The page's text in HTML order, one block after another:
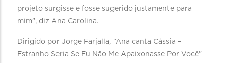
projeto surgisse e fosse sugerido justamente para
mim”, diz Ana Carolina.
Dirigido por Jorge Farjalla, “Ana canta Cássia –
Estranho Seria Se Eu Não Me Apaixonasse Por Você”